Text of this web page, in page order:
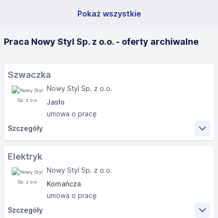
Pokaż wszystkie
Praca Nowy Styl Sp. z o.o. - oferty archiwalne
Szwaczka
Nowy Styl Sp. z o.o.
Jasło
umowa o pracę
Szczegóły
Zakres obowiązków
Wymagania
Elektryk
Nowy Styl Sp. z o.o.
Komańcza
umowa o pracę
Szczegóły